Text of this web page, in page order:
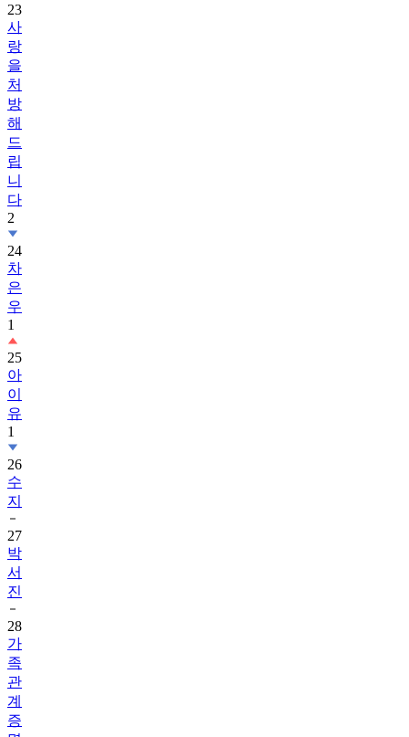
23
사
랑
을
처
방
해
드
립
니
다
2
24
차
은
우
1
25
아
이
유
1
26
수
지
27
박
서
진
28
가
족
관
계
증